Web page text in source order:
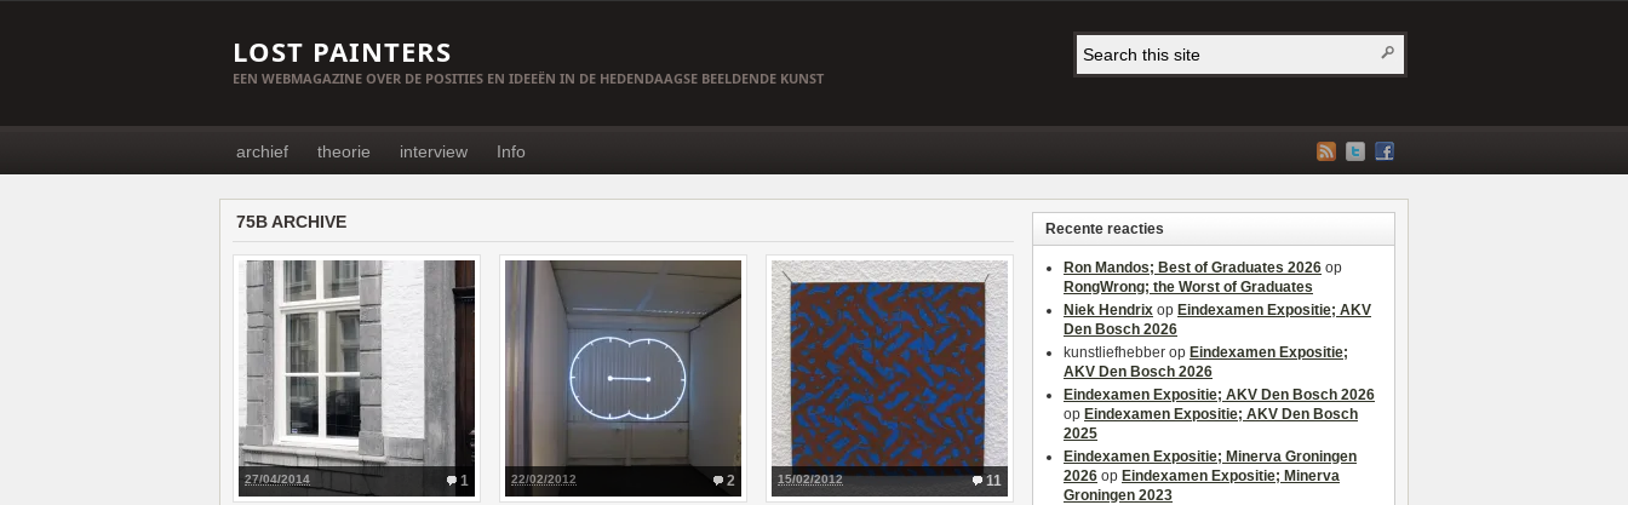
LOST PAINTERS
EEN WEBMAGAZINE OVER DE POSITIES EN IDEEËN IN DE HEDENDAAGSE BEELDENDE KUNST
archief theorie interview Info
75B ARCHIVE
1
27/04/2014 2
22/02/2012 11
15/02/2012
Recente reacties
Ron Mandos; Best of Graduates 2026 op
RongWrong; the Worst of Graduates
Niek Hendrix op Eindexamen Expositie; AKV
Den Bosch 2026
kunstliefhebber op Eindexamen Expositie;
AKV Den Bosch 2026
Eindexamen Expositie; AKV Den Bosch 2026
op Eindexamen Expositie; AKV Den Bosch
2025
Eindexamen Expositie; Minerva Groningen
2026 op Eindexamen Expositie; Minerva
Groningen 2023